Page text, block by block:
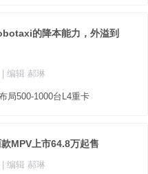
的降本能力，外溢到
| 编辑 郝琳
局500-1000台L4重卡
MPV上市64.8万起售
| 编辑 郝琳